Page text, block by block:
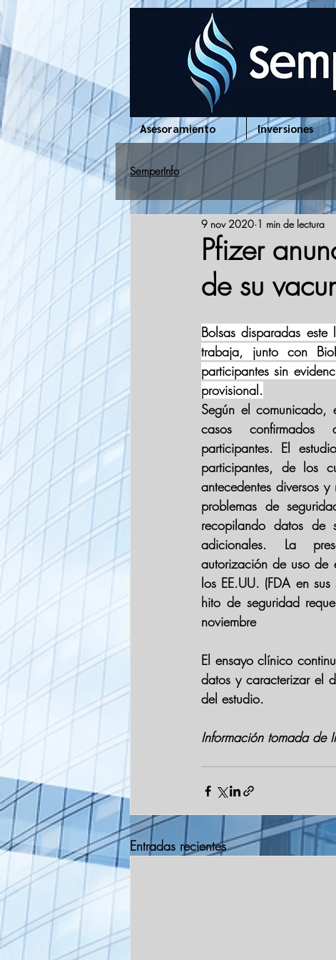
Asesoramiento Inversiones
SemperInfo
Pfizer
de su
9 nov 2020 1 min de lectura
Bolsas disparadas
trabaja, junto con
participantes sin
provisional.
Según el comunicado,
casos
participantes. El
participantes, de los
antecedentes diversos
problemas de
recopilando datos de
adicionales. La
autorización de uso de
los EE.UU. (FDA en
hito de seguridad
noviembre
El ensayo clínico
datos y caracterizar el
del estudio.
Información tomada de
Entradas recientes